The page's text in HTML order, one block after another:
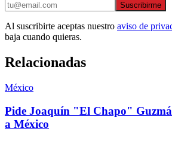
Suscribirme
Al suscribirte aceptas nuestro aviso de
baja cuando quieras.
Relacionadas
México
Pide Joaquín "El Chapo"
a México